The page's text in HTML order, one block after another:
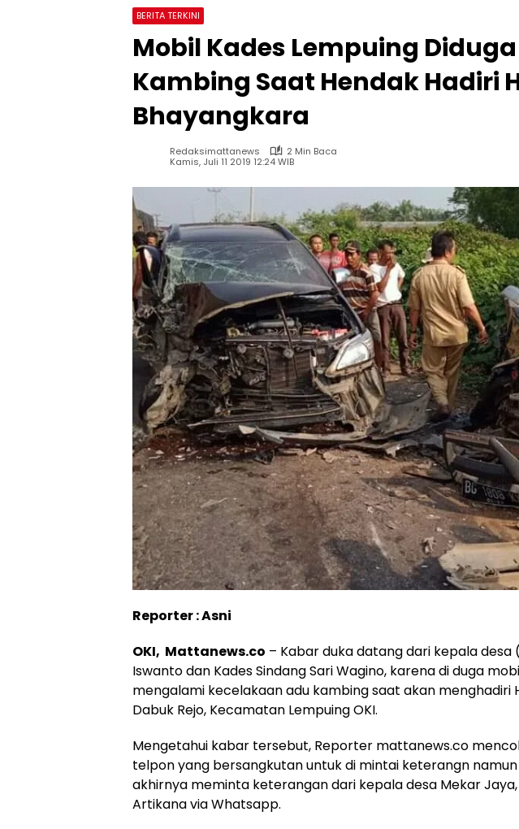
BERITA TERKINI
Mobil Kades Lempuing
Kambing Saat Hendak Hadiri
Bhayangkara
Redaksimattanews
2 Min Baca
Kamis, Juli 11 2019 12:24 WIB
Reporter : Asni
OKI, Mattanews.co – Kabar duka datang dari kepala desa
Iswanto dan Kades Sindang Sari Wagino, karena di duga
mengalami kecelakaan adu kambing saat akan menghadiri
Dabuk Rejo, Kecamatan Lempuing OKI.
Mengetahui kabar tersebut, Reporter mattanews.co
telpon yang bersangkutan untuk di mintai keterangn
akhirnya meminta keterangan dari kepala desa Mekar
Artikana via Whatsapp.